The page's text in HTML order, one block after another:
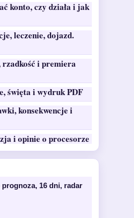
konto, czy działa i jak
leczenie, dojazd.
i premiera
święta i wydruk PDF
konsekwencje i
i opinie o procesorze
16 dni, radar